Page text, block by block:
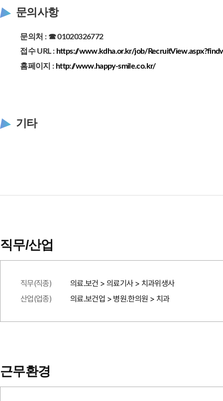
문의사항
문의처 : ☎ 01020326772
접수 URL : https://www.kdha.or.kr/job/
홈페이지 : http://www.happy-smile.co.kr/
기타
직무/산업
직무(직종)
의료.보건 > 의료기사 > 치과위생사
산업(업종)
의료.보건업 > 병원.한의원 > 치과
근무환경